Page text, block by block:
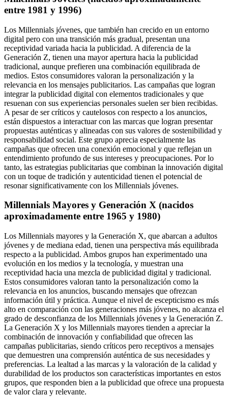
entre 1981 y 1996)
Los Millennials jóvenes, que también han crecido en un entorno
digital pero con una transición más gradual, presentan una
receptividad variada hacia la publicidad. A diferencia de la
Generación Z, tienen una mayor apertura hacia la publicidad
tradicional, aunque prefieren una combinación equilibrada de
medios. Estos consumidores valoran la personalización y la
relevancia en los mensajes publicitarios. Las campañas que logran
integrar la publicidad digital con elementos tradicionales y que
resuenan con sus experiencias personales suelen ser bien recibidas.
A pesar de ser críticos y cautelosos con respecto a los anuncios,
están dispuestos a interactuar con las marcas que logran presentar
propuestas auténticas y alineadas con sus valores de sostenibilidad y
responsabilidad social. Este grupo aprecia especialmente las
campañas que ofrecen una conexión emocional y que reflejan un
entendimiento profundo de sus intereses y preocupaciones. Por lo
tanto, las estrategias publicitarias que combinan la innovación digital
con un toque de tradición y autenticidad tienen el potencial de
resonar significativamente con los Millennials jóvenes.
Millennials Mayores y Generación X (nacidos
aproximadamente entre 1965 y 1980)
Los Millennials mayores y la Generación X, que abarcan a adultos
jóvenes y de mediana edad, tienen una perspectiva más equilibrada
respecto a la publicidad. Ambos grupos han experimentado una
evolución en los medios y la tecnología, y muestran una
receptividad hacia una mezcla de publicidad digital y tradicional.
Estos consumidores valoran tanto la personalización como la
relevancia en los anuncios, buscando mensajes que ofrezcan
información útil y práctica. Aunque el nivel de escepticismo es más
alto en comparación con las generaciones más jóvenes, no alcanza el
grado de desconfianza de los Millennials jóvenes y la Generación Z.
La Generación X y los Millennials mayores tienden a apreciar la
combinación de innovación y confiabilidad que ofrecen las
campañas publicitarias, siendo críticos pero receptivos a mensajes
que demuestren una comprensión auténtica de sus necesidades y
preferencias. La lealtad a las marcas y la valoración de la calidad y
durabilidad de los productos son características importantes en estos
grupos, que responden bien a la publicidad que ofrece una propuesta
de valor clara y relevante.